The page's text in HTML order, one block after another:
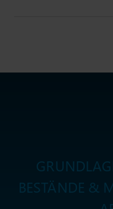
BESTÄNDE &